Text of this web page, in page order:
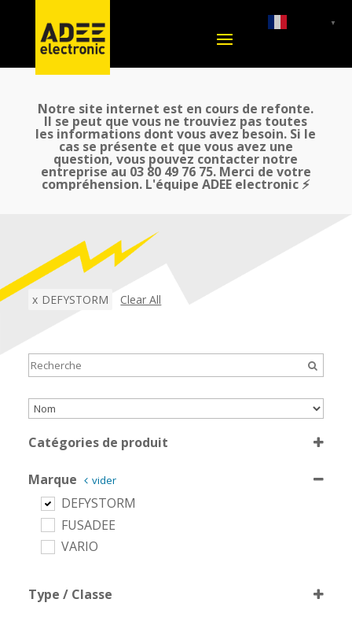
Notre site internet est en cours de refonte.
Il se peut que vous ne trouviez pas toutes
les informations dont vous avez besoin. Si le
cas se présente et que vous avez une
question, vous pouvez contacter notre
entreprise au 03 80 49 76 75. Merci de votre
compréhension. L'équipe ADEE electronic ⚡
x DEFYSTORM Clear All
Sort Products
Catégories de produit
Marque vider
DEFYSTORM
FUSADEE
VARIO
Type / Classe
▼